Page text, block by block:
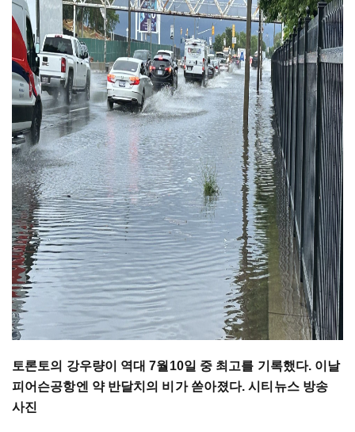
토론토의 강우량이 역대 7월10일 중 최고를 기록했다. 이날
피어슨공항엔 약 반달치의 비가 쏟아졌다. 시티뉴스 방송
사진